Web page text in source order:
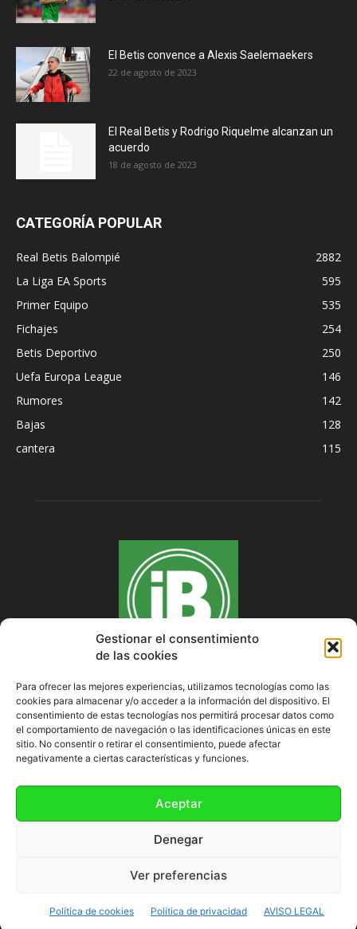
Gestionar el consentimiento
de las cookies
Para ofrecer las mejores experiencias, utilizamos tecnologías como las
cookies para almacenar y/o acceder a la información del dispositivo. El
consentimiento de estas tecnologías nos permitirá procesar datos como
el comportamiento de navegación o las identificaciones únicas en este
sitio. No consentir o retirar el consentimiento, puede afectar
negativamente a ciertas características y funciones.
Aceptar
Denegar
Ver preferencias
Política de cookies Política de privacidad AVISO LEGAL
El Betis convence a Alexis Saelemaekers
22 de agosto de 2023
El Real Betis y Rodrigo Riquelme alcanzan un
acuerdo
18 de agosto de 2023
CATEGORÍA POPULAR
Real Betis Balompié
2882
La Liga EA Sports
595
Primer Equipo
535
Fichajes
254
Betis Deportivo
250
Uefa Europa League
146
Rumores
142
Bajas
128
cantera
115
SOBRE NOSOTROS
Política de cookies (UE)
©